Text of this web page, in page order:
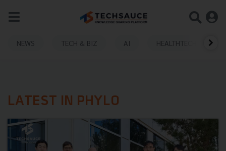
NEWS TECH & BIZ AI HEALTHTECH
LATEST IN PHYLO